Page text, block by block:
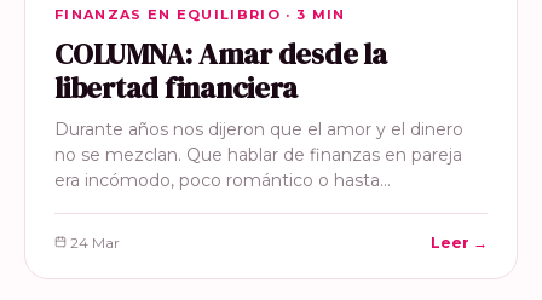
FINANZAS EN EQUILIBRIO
FINANZAS EN EQUILIBRIO · 3 MIN
COLUMNA: Amar desde la
libertad financiera
Durante años nos dijeron que el amor y el dinero
no se mezclan. Que hablar de finanzas en pareja
era incómodo, poco romántico o hasta…
24 Mar Leer →